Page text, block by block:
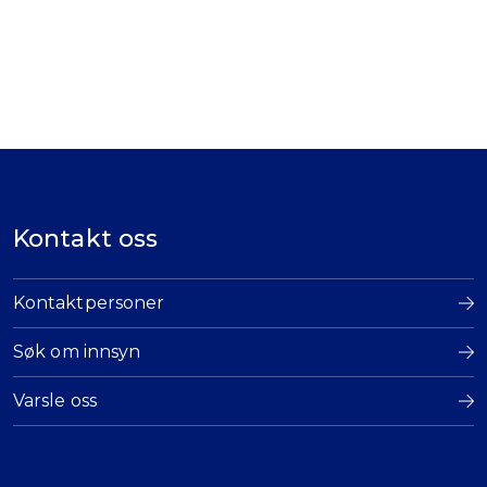
Kontakt oss
Kontaktpersoner
Søk om innsyn
Varsle oss